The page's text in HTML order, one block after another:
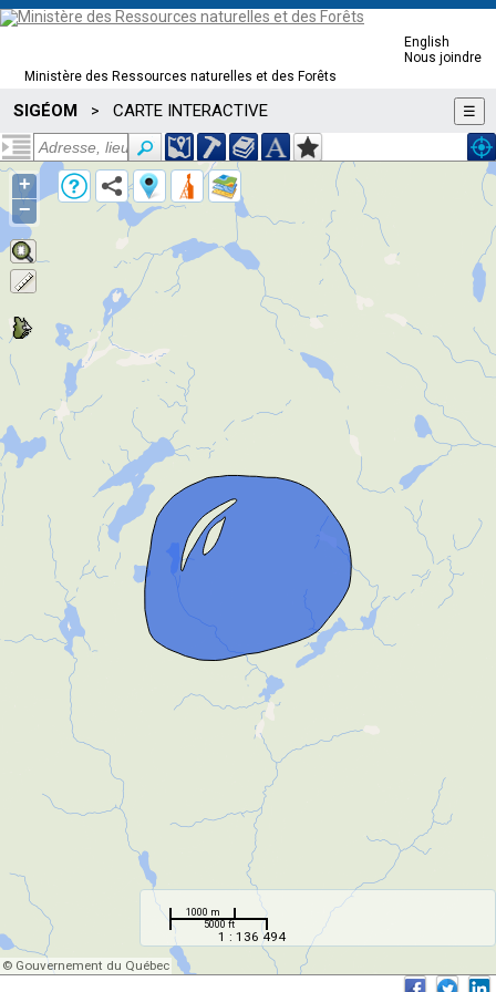
Ministère des Ressources naturelles et des Forêts
English
Nous joindre
SIGÉOM > CARTE INTERACTIVE ☰
1000 m
5000 ft
1 : 136 494
© Gouvernement du Québec
+
−